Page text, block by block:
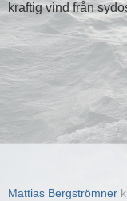
kraftig vind från
Mattias Bergströmner